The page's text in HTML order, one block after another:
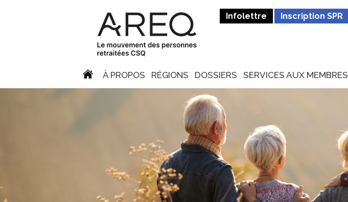
Infolettre Inscription SPR
À PROPOS RÉGIONS DOSSIERS SERVICES AUX MEMBRES